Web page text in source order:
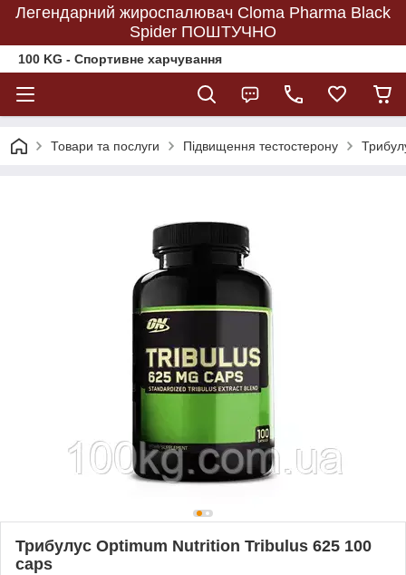
Легендарний жироспалювач Cloma Pharma Black
Spider ПОШТУЧНО
100 KG - Спортивне харчування
Товари та послуги Підвищення тестостерону
Трибулус Optimum Nutrition Tribulus 625 100
caps